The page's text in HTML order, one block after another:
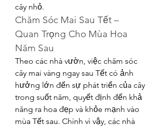
cây nhỏ.
Chăm Sóc Mai Sau Tết –
Quan Trọng Cho Mùa Hoa
Năm Sau
Theo các nhà vườn, việc chăm sóc
cây mai vàng ngay sau Tết có ảnh
hưởng lớn đến sự phát triển của cây
trong suốt năm, quyết định đến khả
năng ra hoa đẹp và khỏe mạnh vào
mùa Tết sau. Chính vì vậy, các nhà